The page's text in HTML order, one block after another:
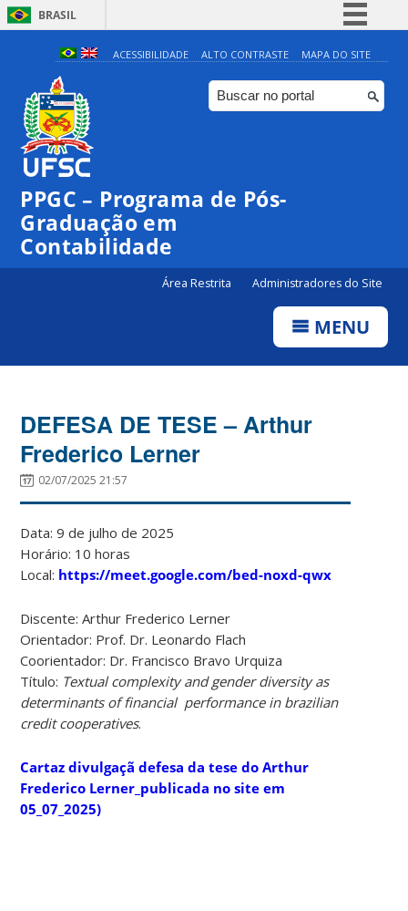
BRASIL
Simplifique!
Comunica BR
Participe
Canais
ACESSIBILIDADE ALTO CONTRASTE MAPA DO SITE
PPGC – Programa de Pós-
Graduação em
Contabilidade
Área Restrita Administradores do Site
MENU
DEFESA DE TESE – Arthur
Frederico Lerner
02/07/2025 21:57
Data: 9 de julho de 2025
Horário: 10 horas
Local: https://meet.google.com/bed-noxd-qwx
Discente: Arthur Frederico Lerner
Orientador: Prof. Dr. Leonardo Flach
Coorientador: Dr. Francisco Bravo Urquiza
Título: Textual complexity and gender diversity as
determinants of financial performance in brazilian
credit cooperatives.
Cartaz divulgaçã defesa da tese do Arthur
Frederico Lerner_publicada no site em
05_07_2025)